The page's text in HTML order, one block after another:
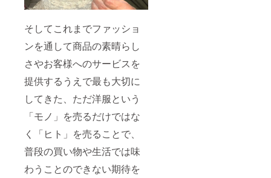
そしてこれまでファッショ
ンを通して商品の素晴らし
さやお客様へのサービスを
提供するうえで最も大切に
してきた、ただ洋服という
「モノ」を売るだけではな
く「ヒト」を売ることで、
普段の買い物や生活では味
わうことのできない期待を